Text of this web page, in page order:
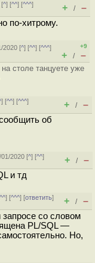
[^] [^^] [^^^]
+ / –
по-хитрому.
2020 [^] [^^] [^^^]
+9
+ / –
столе танцуете уже
] [^^] [^^^]
+ / –
об
2020 [^] [^^]
+ / –
и тд
^^] [^^^] [ответить]
+ / –
со словом
PL/SQL —
Но,